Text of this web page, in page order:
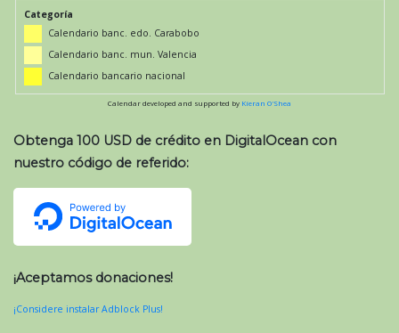
Categoría
Calendario banc. edo. Carabobo
Calendario banc. mun. Valencia
Calendario bancario nacional
Calendar developed and supported by Kieran O'Shea
Obtenga 100 USD de crédito en DigitalOcean con
nuestro código de referido:
¡Aceptamos donaciones!
¡Considere instalar Adblock Plus!